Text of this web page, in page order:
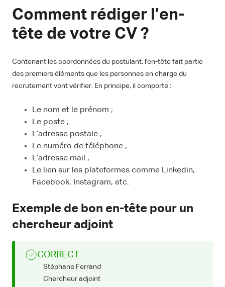
Comment rédiger l’en-
tête de votre CV ?
Contenant les coordonnées du postulant, l'en-tête fait partie
des premiers éléments que les personnes en charge du
recrutement vont vérifier. En principe, il comporte :
Le nom et le prénom ;
Le poste ;
L’adresse postale ;
Le numéro de téléphone ;
L’adresse mail ;
Le lien sur les plateformes comme Linkedin,
Facebook, Instagram, etc.
Exemple de bon en-tête pour un
chercheur adjoint
CORRECT
Stéphane Ferrand
Chercheur adjoint